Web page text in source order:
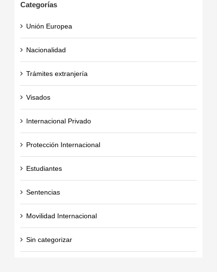
Categorías
Unión Europea
Nacionalidad
Trámites extranjería
Visados
Internacional Privado
Protección Internacional
Estudiantes
Sentencias
Movilidad Internacional
Sin categorizar